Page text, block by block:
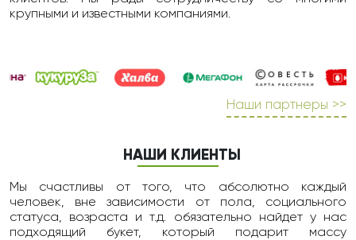
крупными и известными компаниями.
Наши партнеры >>
НАШИ КЛИЕНТЫ
Мы счастливы от того, что абсолютно каждый
человек, вне зависимости от пола, социального
статуса, возраста и т.д. обязательно найдет у нас
подходящий букет, который подарит массу